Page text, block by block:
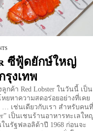
ซีฟู้ดยักษ์ใหญ่
งเทพ
กค้า Red Lobster ในวันนี้ เป็น
หยหาความสดอร่อยอย่างที่เคย
เช่นเดียวกับเรา สำหรับคนที่
เป็นเชนร้านอาหารทะเลให
นรัฐฟลอลิด้าปี 1968 ก่อนจะ